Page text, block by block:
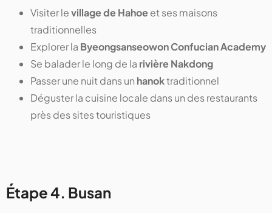
Visiter levillage de Hahoeet ses maisons
traditionnelles
Explorer la Byeongsanseowon Confucian Academy
Se balader le long de la rivière Nakdong
Passer une nuit dans un hanoktraditionnel
Déguster la cuisine locale dans un des restaurants
près des sites touristiques
Étape 4. Busan